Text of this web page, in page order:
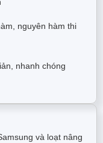
nguyên hàm thi
nhanh chóng
và loạt nâng